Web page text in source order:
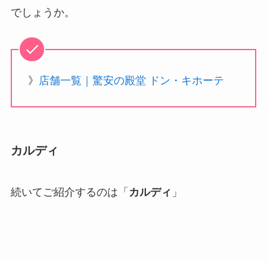
でしょうか。
》 店舗一覧｜驚安の殿堂 ドン・キホーテ
カルディ
続いてご紹介するのは「 カルディ 」